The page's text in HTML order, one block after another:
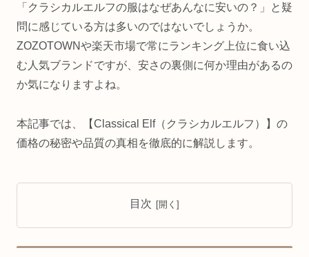
「クラシカルエルフの服はなぜあんなに安いの？」と疑
問に感じている方は多いのではないでしょうか。
ZOZOTOWNや楽天市場で常にランキング上位に食い込
む人気ブランドですが、安さの裏側に何か理由があるの
か気になりますよね。
本記事では、【Classical Elf（クラシカルエルフ）】の
価格の秘密や品質の真相を徹底的に解説します。
目次